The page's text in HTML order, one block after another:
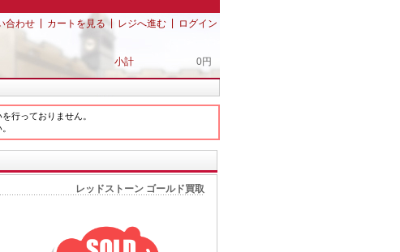
合わせ カートを見る レジへ進む ログイン
小計 0円
行っておりません。
レッドストーン ゴールド買取